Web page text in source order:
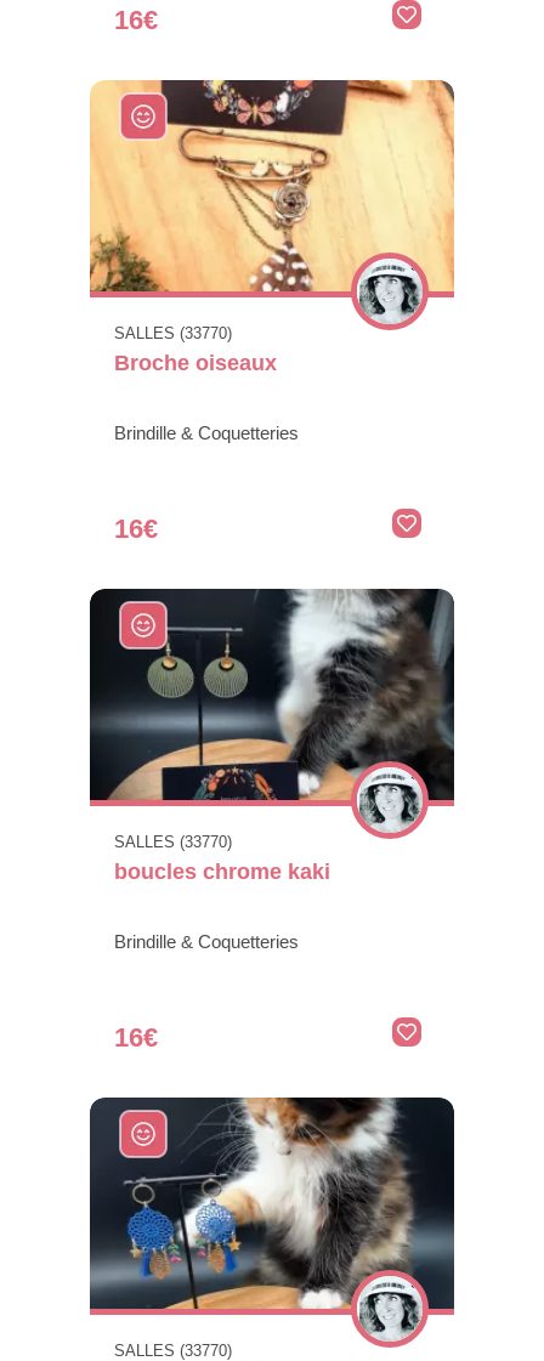
16€
SALLES (33770)
Broche oiseaux
Brindille & Coquetteries
16€
SALLES (33770)
boucles chrome kaki
Brindille & Coquetteries
16€
SALLES (33770)